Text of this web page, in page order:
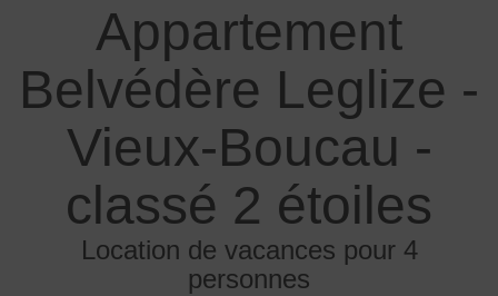
Appartement
Belvédère Leglize -
Vieux-Boucau -
classé 2 étoiles
Location de vacances pour 4
personnes